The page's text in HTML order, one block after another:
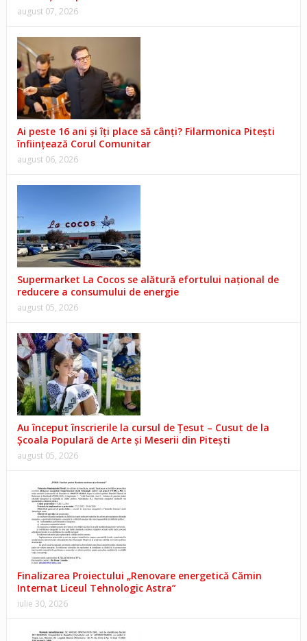
august 07, 2026
Ai peste 16 ani și îți place să cânți? Filarmonica Pitești
înființează Corul Comunitar
august 06, 2026
Supermarket La Cocos se alătură efortului național de
reducere a consumului de energie
august 05, 2026
Au început înscrierile la cursul de Țesut – Cusut de la
Școala Populară de Arte și Meserii din Pitești
august 05, 2026
Finalizarea Proiectului „Renovare energetică Cămin
Internat Liceul Tehnologic Astra”
iulie 30, 2026